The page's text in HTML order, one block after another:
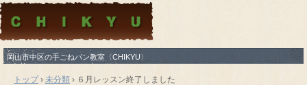
岡山市中区の手ごねパン教室〈CHIKYU〉
トップ› 未分類 › ６月レッスン終了しました